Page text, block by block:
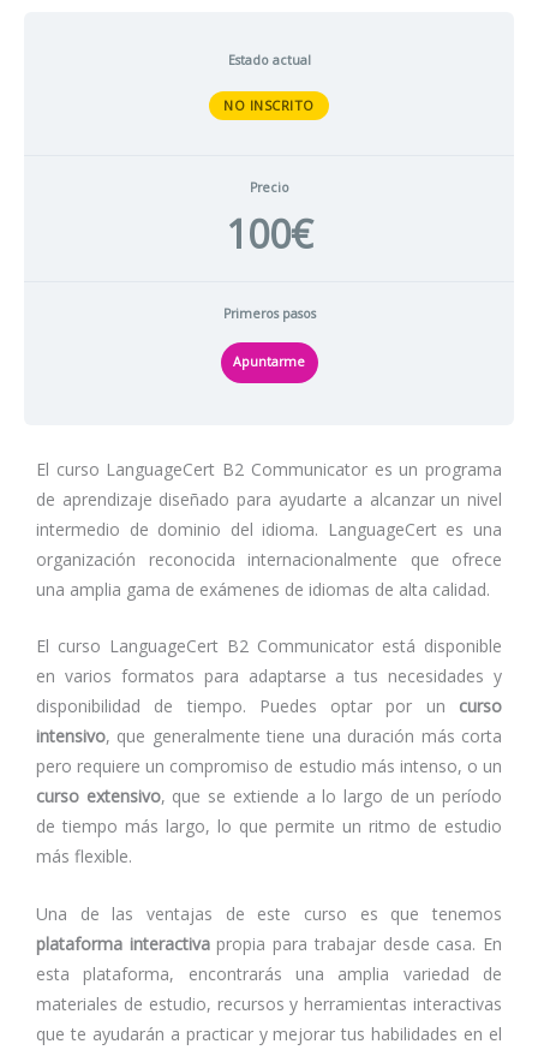
Estado actual
NO INSCRITO
Precio
100€
Primeros pasos
Apuntarme
El curso LanguageCert B2 Communicator es un programa
de aprendizaje diseñado para ayudarte a alcanzar un nivel
intermedio de dominio del idioma. LanguageCert es una
organización reconocida internacionalmente que ofrece
una amplia gama de exámenes de idiomas de alta calidad.
El curso LanguageCert B2 Communicator está disponible
en varios formatos para adaptarse a tus necesidades y
disponibilidad de tiempo. Puedes optar por un curso
intensivo, que generalmente tiene una duración más corta
pero requiere un compromiso de estudio más intenso, o un
curso extensivo, que se extiende a lo largo de un período
de tiempo más largo, lo que permite un ritmo de estudio
más flexible.
Una de las ventajas de este curso es que tenemos
plataforma interactivapropia para trabajar desde casa. En
esta plataforma, encontrarás una amplia variedad de
materiales de estudio, recursos y herramientas interactivas
que te ayudarán a practicar y mejorar tus habilidades en el